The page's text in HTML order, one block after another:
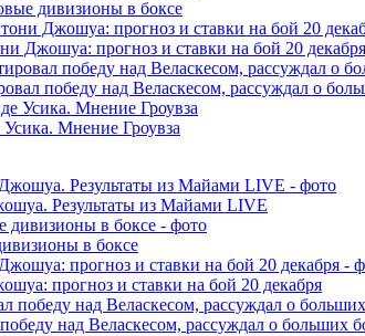
дивизионы в боксе
Джошуа: прогноз и ставки на бой 20 декабря
победу над Веласкесом, рассуждал о
Мнение Гроувза
Результаты из Майами LIVE
в боксе
прогноз и ставки на бой 20 декабря
над Веласкесом, рассуждал о больших